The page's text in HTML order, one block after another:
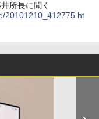
所長に聞く
20101210_412775.ht